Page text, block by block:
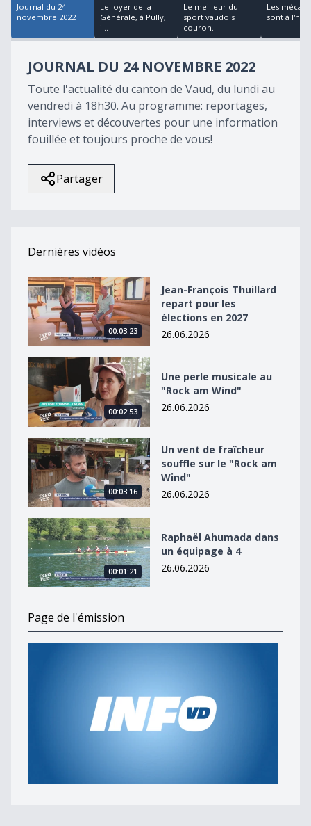
Journal du 24
novembre 2022
Le loyer de la
Générale, à Pully,
i...
Le meilleur du
sport vaudois
couron...
Les
sont à
JOURNAL DU 24 NOVEMBRE 2022
Toute l'actualité du canton de Vaud, du lundi au
vendredi à 18h30. Au programme: reportages,
interviews et découvertes pour une information
fouillée et toujours proche de vous!
Partager
Dernières vidéos
Jean-François Thuillard repart pour les élections en
00:03:23
Jean-François Thuillard
repart pour les
élections en 2027
26.06.2026
Une perle musicale au &quot;Rock am Wind&quot;
00:02:53
Une perle musicale au
"Rock am Wind"
26.06.2026
Un vent de fraîcheur souffle sur le &quot;Rock am
00:03:16
Un vent de fraîcheur
souffle sur le "Rock am
Wind"
26.06.2026
Raphaël Ahumada dans un équipage à 4
00:01:21
Raphaël Ahumada dans
un équipage à 4
26.06.2026
Page de l'émission